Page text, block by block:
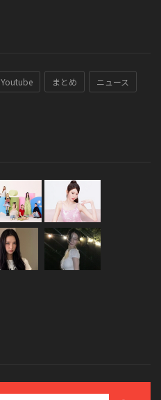
Youtube まとめ ニュース